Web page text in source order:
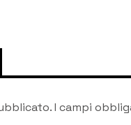
lunedì
Center
I campi